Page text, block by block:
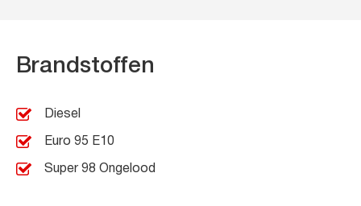
Brandstoffen
Diesel
Euro 95 E10
Super 98 Ongelood